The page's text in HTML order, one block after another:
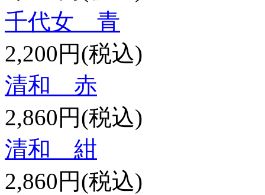
千代女 青
2,200円(税込)
清和 赤
2,860円(税込)
清和 紺
2,860円(税込)